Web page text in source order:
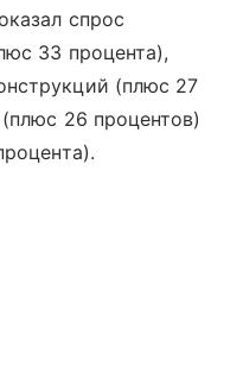
спрос
33 процента),
(плюс 27
26 процентов)